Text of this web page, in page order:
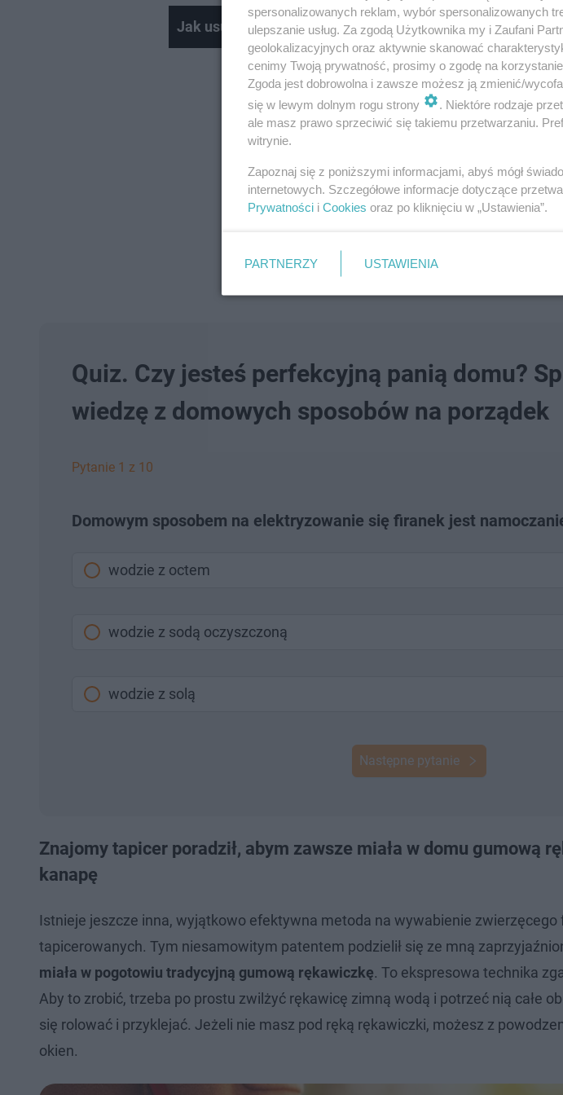
Jak usunąć plamy z dziecięcych ubrań?
Quiz. Czy jesteś perfekcyjną panią domu?
wiedzę z domowych sposobów na porządek
Pytanie 1 z 10
Domowym sposobem na elektryzowanie się firanek jest
wodzie z octem
wodzie z sodą oczyszczoną
wodzie z solą
Następne pytanie
Znajomy tapicer poradził, abym zawsze miała w domu gumową
kanapę
Istnieje jeszcze inna, wyjątkowo efektywna metoda na wywabienie
tapicerowanych. Tym niesamowitym patentem podzielił się ze mną
miała w pogotowiu tradycyjną gumową rękawiczkę. To ekspresowa technika
Aby to zrobić, trzeba po prostu zwilżyć rękawicę zimną wodą i potrzeć nią całe
się rolować i przyklejać. Jeżeli nie masz pod ręką rękawiczki, możesz z
okien.
spersonalizowanych reklam, wybór spersonalizowanych
ulepszanie usług. Za zgodą Użytkownika my i Zaufani
geolokalizacyjnych oraz aktywnie skanować
cenimy Twoją prywatność, prosimy o zgodę na
Zgoda jest dobrowolna i zawsze możesz ją zmienić/
się w lewym dolnym rogu strony
. Niektóre rodzaje
ale masz prawo sprzeciwić się takiemu przetwarzaniu.
witrynie.
Zapoznaj się z poniższymi informacjami, abyś mógł
internetowych. Szczegółowe informacje dotyczące
Prywatności i Cookies oraz po kliknięciu w „Ustawienia”.
PARTNERZY USTAWIENIA